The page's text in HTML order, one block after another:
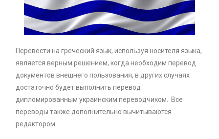
Перевести на греческий язык, используя носителя языка,
является верным решением, когда необходим перевод
документов внешнего пользования, в других случаях
достаточно будет выполнить перевод
дипломированным украинским переводчиком. Все
переводы также дополнительно вычитываются
редактором.